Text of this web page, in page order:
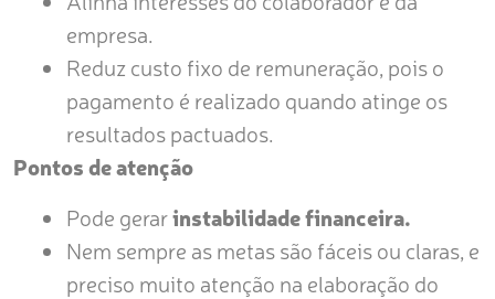
empresa.
Reduz custo fixo de remuneração, pois o
pagamento é realizado quando atinge os
resultados pactuados.
Pontos de atenção
Pode gerarinstabilidade financeira.
Nem sempre as metas são fáceis ou claras, e
preciso muito atenção na elaboração do